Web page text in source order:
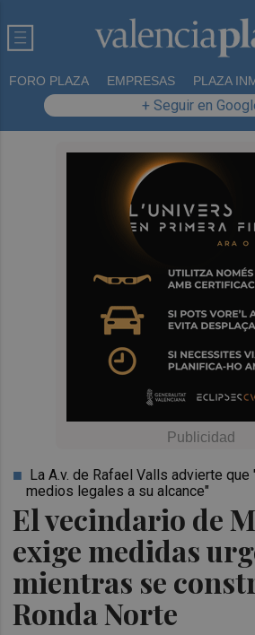
FORO PLAZA EMPRESAS PLAZA
+ Seguir en
El vecindario de
exige medidas
mientras se
Ronda Norte
La A.v. de Rafael Valls advierte
medios legales a su alcance"